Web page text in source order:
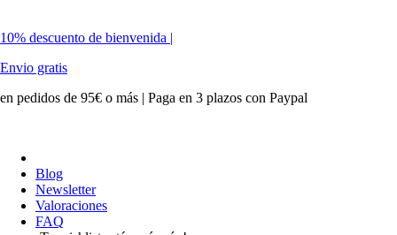
10% descuento de bienvenida |
Envio gratis
en pedidos de 95€ o más | Paga en 3 plazos con Paypal
Blog
Newsletter
Valoraciones
FAQ